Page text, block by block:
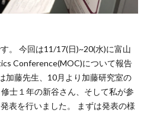
成
携
生
ク
セ
。 今回は11/17(日)~20(水)に富山
Conference(MOC)について報告
加藤先生、10月より加藤研究室の
士１年の新谷さん、そして私が参
表を行いました。 まずは発表の様